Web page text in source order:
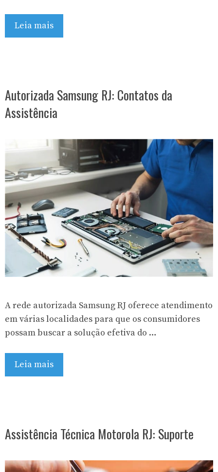
Leia mais
Autorizada Samsung RJ: Contatos da
Assistência
A rede autorizada Samsung RJ oferece atendimento
em várias localidades para que os consumidores
possam buscar a solução efetiva do …
Leia mais
Assistência Técnica Motorola RJ: Suporte